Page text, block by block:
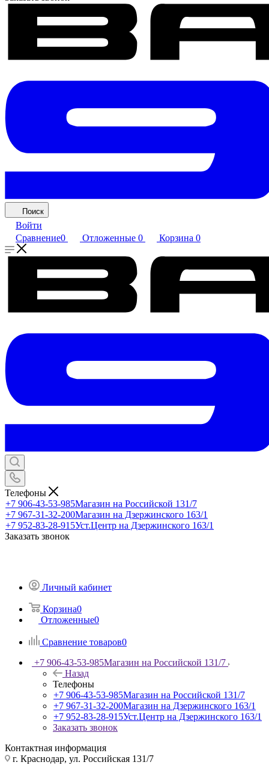
Поиск
Войти
Сравнение0 Отложенные 0 Корзина 0
Телефоны
+7 906-43-53-985Магазин на Российской 131/7
+7 967-31-32-200Магазин на Дзержинского 163/1
+7 952-83-28-915Уст.Центр на Дзержинского 163/1
Заказать звонок
Личный кабинет
Корзина0
Отложенные0
Сравнение товаров0
+7 906-43-53-985Магазин на Российской 131/7
Назад
Телефоны
+7 906-43-53-985Магазин на Российской 131/7
+7 967-31-32-200Магазин на Дзержинского 163/1
+7 952-83-28-915Уст.Центр на Дзержинского 163/1
Заказать звонок
Контактная информация
г. Краснодар, ул. Российская 131/7